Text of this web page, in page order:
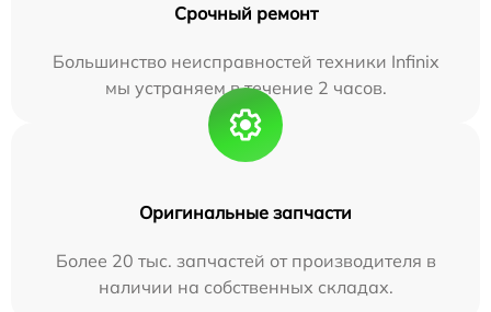
Срочный ремонт
Большинство неисправностей техники Infinix
мы устраняем в течение 2 часов.
Оригинальные запчасти
Более 20 тыс. запчастей от производителя в
наличии на собственных складах.